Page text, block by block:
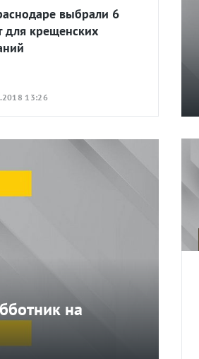
выбрали 6
для крещенских
13:26
на